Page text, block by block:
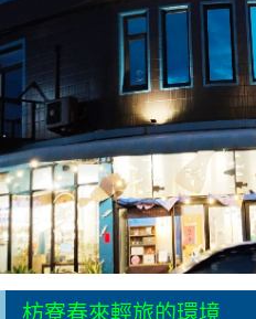
枋寮春來輕旅的環境